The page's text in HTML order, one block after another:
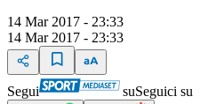
14 Mar 2017 - 23:33
14 Mar 2017 - 23:33
Segui suSeguici su